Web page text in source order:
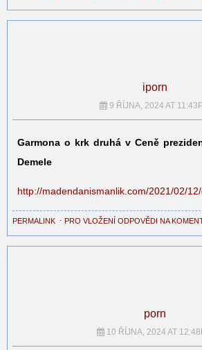
iporn
9 ŘÍJNA, 2024 AT
Garmona o krk druhá v Ceně
Demele
http://madendanismanlik.com/2021/02/
PERMALINK ⋅ PRO VLOŽENÍ ODPOVĚDI NA
porn
10 ŘÍJNA, 2024 AT